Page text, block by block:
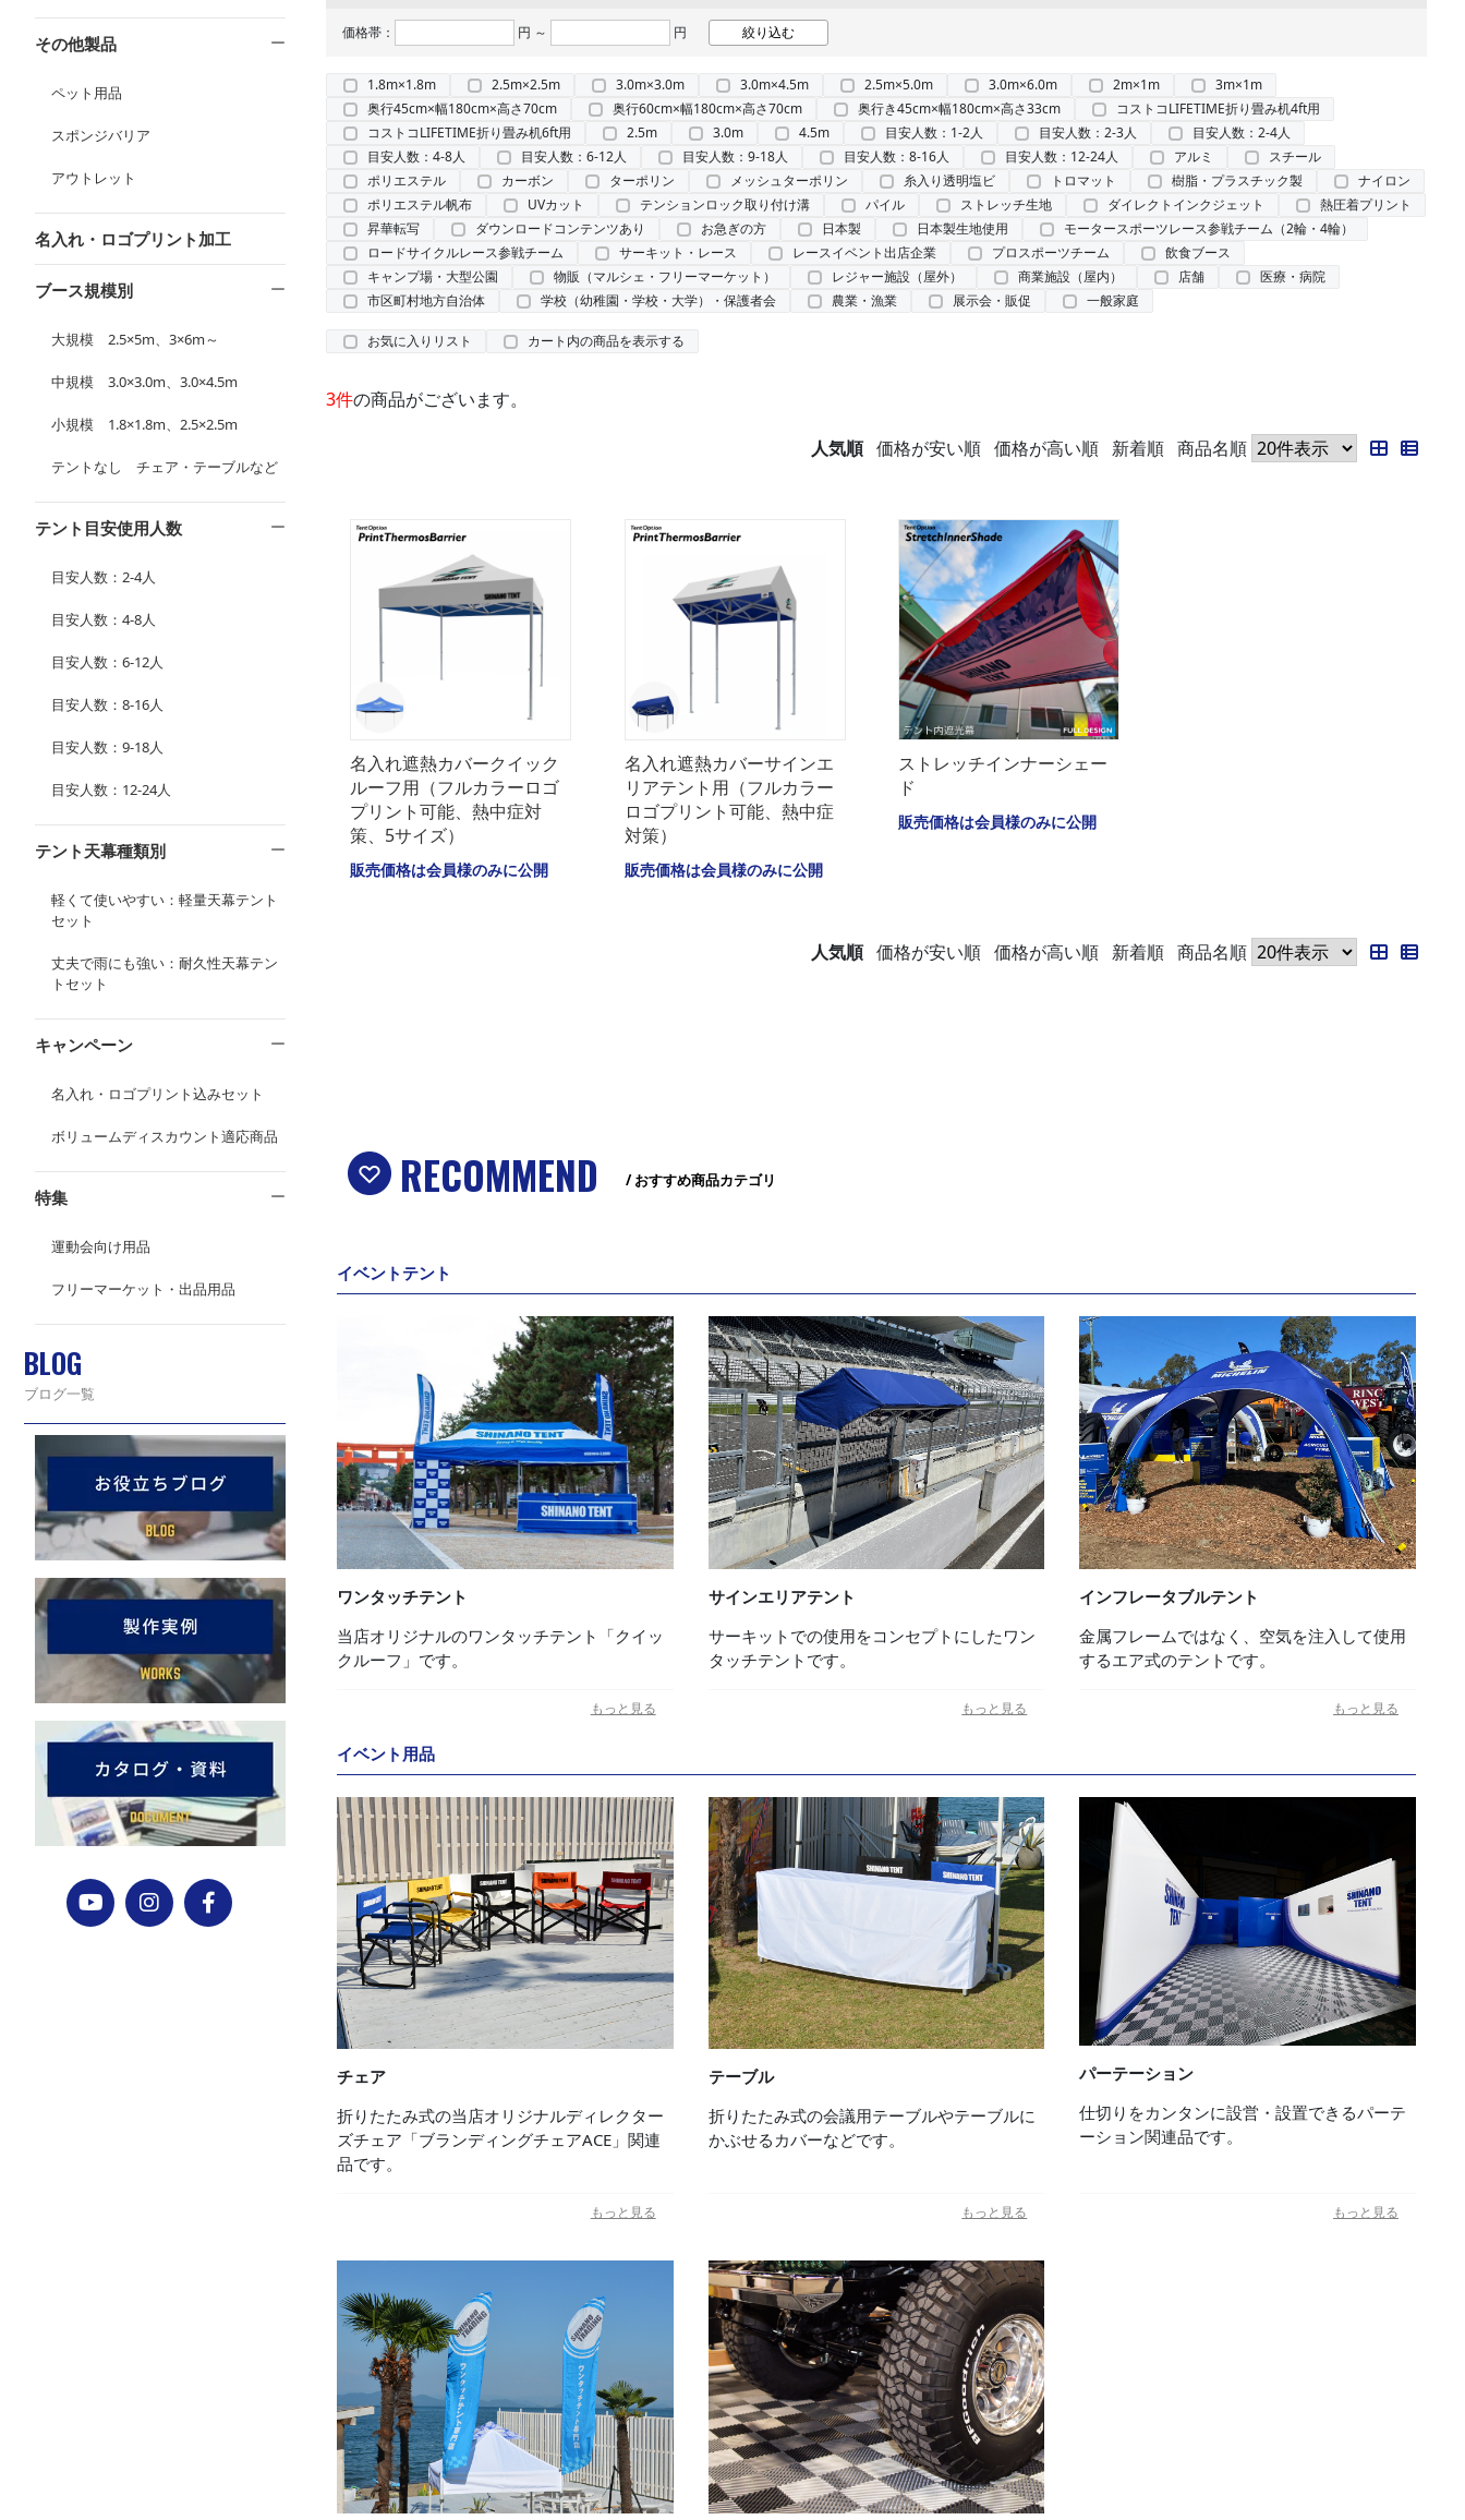
その他製品
ペット用品
スポンジバリア
アウトレット
名入れ・ロゴプリント加工
ブース規模別
大規模 2.5×5m、3×6m～
中規模 3.0×3.0m、3.0×4.5m
小規模 1.8×1.8m、2.5×2.5m
テントなし チェア・テーブルなど
テント目安使用人数
目安人数：2-4人
目安人数：4-8人
目安人数：6-12人
目安人数：8-16人
目安人数：9-18人
目安人数：12-24人
テント天幕種類別
軽くて使いやすい：軽量天幕テント
セット
丈夫で雨にも強い：耐久性天幕テン
トセット
キャンペーン
名入れ・ロゴプリント込みセット
ボリュームディスカウント適応商品
特集
運動会向け用品
フリーマーケット・出品用品
BLOG
ブログ一覧
価格帯： 円 ～ 円
1.8m×1.8m 2.5m×2.5m 3.0m×3.0m 3.0m×4.5m 2.5m×5.0m 3.0m×6.0m 2m×1m
3m×1m
奥行45cm×幅180cm×高さ70cm
奥行60cm×幅180cm×高さ70cm 奥行き45cm×幅180cm×高さ33cm
コストコLIFETIME折り畳み机4ft用
コストコLIFETIME折り畳み机6ft用
2.5m 3.0m 4.5m 目安人数：1-2人 目安人数：2-3人
目安人数：2-4人
目安人数：4-8人
目安人数：6-12人 目安人数：9-18人 目安人数：8-16人 目安人数：12-24人 アルミ
スチール
ポリエステル
カーボン ターポリン メッシュターポリン 糸入り透明塩ビ トロマット 樹脂・プラスチック製
ナイロン
ポリエステル帆布
UVカット テンションロック取り付け溝 パイル ストレッチ生地 ダイレクトインクジェット
熱圧着プリント
昇華転写
ダウンロードコンテンツあり お急ぎの方 日本製 日本製生地使用
モータースポーツレース参戦チーム（2輪・4輪）
ロードサイクルレース参戦チーム
サーキット・レース レースイベント出店企業 プロスポーツチーム
飲食ブース
キャンプ場・大型公園
物販（マルシェ・フリーマーケット） レジャー施設（屋外） 商業施設（屋内） 店舗
医療・病院
市区町村地方自治体
学校（幼稚園・学校・大学）・保護者会 農業・漁業 展示会・販促 一般家庭
お気に入りリスト カート内の商品を表示する
3件の商品がございます。
人気順 価格が安い順 価格が高い順 新着順 商品名順
名入れ遮熱カバークイック
ルーフ用（フルカラーロゴ
プリント可能、熱中症対
策、5サイズ）
販売価格は会員様のみに公開
名入れ遮熱カバーサインエ
リアテント用（フルカラー
ロゴプリント可能、熱中症
対策）
販売価格は会員様のみに公開
ストレッチインナーシェー
ド
販売価格は会員様のみに公開
人気順 価格が安い順 価格が高い順 新着順 商品名順
RECOMMEND / おすすめ商品カテゴリ
イベントテント
ワンタッチテント
当店オリジナルのワンタッチテント「クイッ
クルーフ」です。
もっと見る
サインエリアテント
サーキットでの使用をコンセプトにしたワン
タッチテントです。
もっと見る
インフレータブルテント
金属フレームではなく、空気を注入して使用
するエア式のテントです。
もっと見る
イベント用品
チェア
折りたたみ式の当店オリジナルディレクター
ズチェア「ブランディングチェアACE」関連
品です。
もっと見る
テーブル
折りたたみ式の会議用テーブルやテーブルに
かぶせるカバーなどです。
もっと見る
パーテーション
仕切りをカンタンに設営・設置できるパーテ
ーション関連品です。
もっと見る